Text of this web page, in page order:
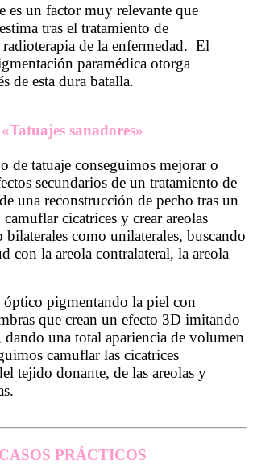
es un factor muy relevante que
tras el tratamiento de
de la enfermedad. El
paramédica otorga
de esta dura batalla.
«Tatuajes sanadores»
de tatuaje conseguimos mejorar o
secundarios de un tratamiento de
una reconstrucción de pecho tras un
camuflar cicatrices y crear areolas
bilaterales como unilaterales, buscando
con la areola contralateral, la areola
óptico pigmentando la piel con
que crean un efecto 3D imitando
dando una total apariencia de volumen
camuflar las cicatrices
tejido donante, de las areolas y
CASOS PRÁCTICOS